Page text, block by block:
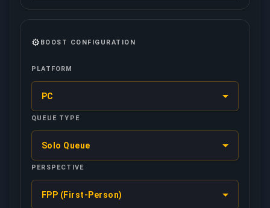
⚙️ BOOST CONFIGURATION
PLATFORM
PC
QUEUE TYPE
Solo Queue
PERSPECTIVE
FPP (First-Person)